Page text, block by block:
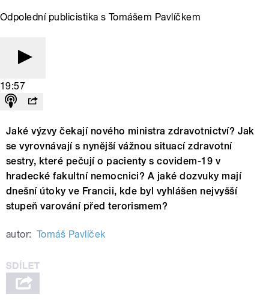
Odpolední publicistika s Tomášem Pavlíčkem
19:57
Jaké výzvy čekají nového ministra zdravotnictví? Jak
se vyrovnávají s nynější vážnou situací zdravotní
sestry, které pečují o pacienty s covidem-19 v
hradecké fakultní nemocnici? A jaké dozvuky mají
dnešní útoky ve Francii, kde byl vyhlášen nejvyšší
stupeň varování před terorismem?
autor: Tomáš Pavlíček